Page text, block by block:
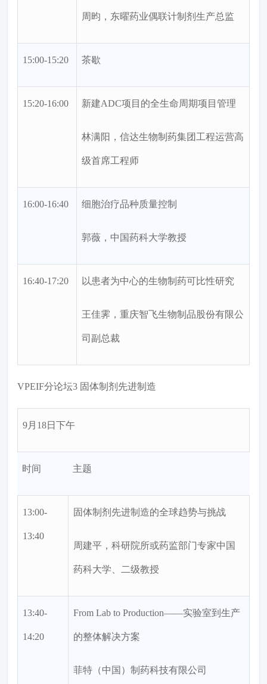
周昀，东曜药业偶联计制剂生产总监
15:00-15:20 茶歇
15:20-16:00 新建ADC项目的全生命周期项目管理
林满阳，信达生物制药集团工程运营高
级首席工程师
16:00-16:40 细胞治疗品种质量控制
郭薇，中国药科大学教授
16:40-17:20 以患者为中心的生物制药可比性研究
王佳霁，重庆智飞生物制品股份有限公
司副总裁
VPEIF分论坛3 固体制剂先进制造
9月18日下午
时间 主题
13:00-
13:40
固体制剂先进制造的全球趋势与挑战
周建平，科研院所或药监部门专家中国
药科大学、二级教授
13:40-
14:20
From Lab to Production——实验室到生产
的整体解决方案
菲特（中国）制药科技有限公司